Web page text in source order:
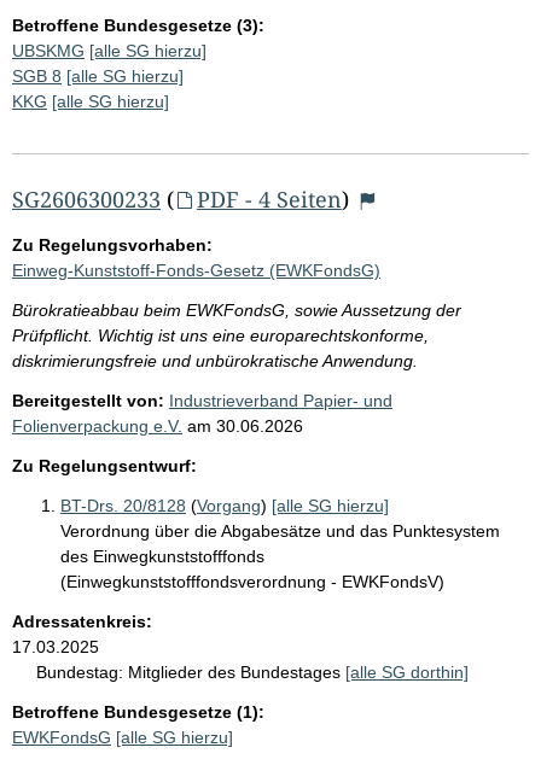
Betroffene Bundesgesetze (3):
UBSKMG [alle SG hierzu]
SGB 8 [alle SG hierzu]
KKG [alle SG hierzu]
SG2606300233 ( PDF - 4 Seiten)
Zu Regelungsvorhaben:
Einweg-Kunststoff-Fonds-Gesetz (EWKFondsG)
Bürokratieabbau beim EWKFondsG, sowie Aussetzung der
Prüfpflicht. Wichtig ist uns eine europarechtskonforme,
diskrimierungsfreie und unbürokratische Anwendung.
Bereitgestellt von: Industrieverband Papier- und
Folienverpackung e.V. am 30.06.2026
Zu Regelungsentwurf:
BT-Drs. 20/8128 (Vorgang) [alle SG hierzu]
Verordnung über die Abgabesätze und das Punktesystem
des Einwegkunststofffonds
(Einwegkunststofffondsverordnung - EWKFondsV)
Adressatenkreis:
17.03.2025
Bundestag: Mitglieder des Bundestages [alle SG dorthin]
Betroffene Bundesgesetze (1):
EWKFondsG [alle SG hierzu]